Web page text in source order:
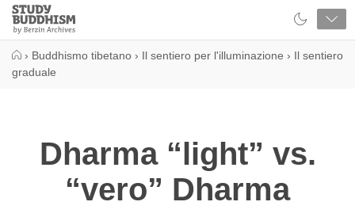
Close
Study
Buddhism
› Buddhismo tibetano › Il sentiero per l'illuminazione › Il sentiero
graduale
Dharma “light” vs.
“vero” Dharma